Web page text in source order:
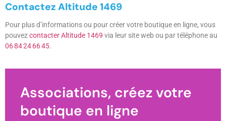
Contactez Altitude 1469
Pour plus d’informations ou pour créer votre boutique en ligne, vous
pouvezcontacter Altitude 1469 via leur site web ou par téléphone au
06 84 24 66 45.
Associations, créez votre
boutique en ligne